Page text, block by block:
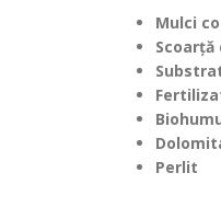
Mulci
Perlit